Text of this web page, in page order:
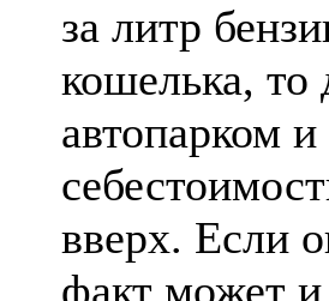
за литр
кошелька,
автопарком
вверх. Если
факт может